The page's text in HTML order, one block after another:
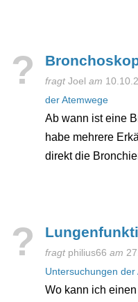
?
fragt Joel am
der Atemwege
Ab wann ist eine
habe mehrere
direkt die
?
fragt philius66 am
Untersuchungen der
Wo kann ich